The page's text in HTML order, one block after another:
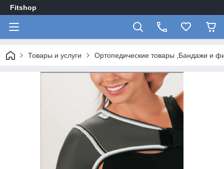
Fitshop
Товары и услуги Ортопедические товары ,Бандажи и